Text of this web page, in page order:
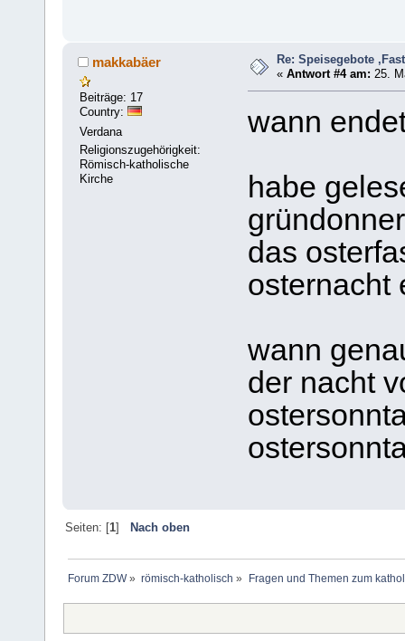
makkabäer
Beiträge: 17
Country:
Verdana
Religionszugehörigkeit:
Römisch-katholische
Kirche
Re: Speisegebote
«Antwort #4 am: 25.
wann
habe
das
osternacht
wann
der nacht
Seiten: [1] Nach oben
Forum ZDW» römisch-katholisch » Fragen und Themen zum